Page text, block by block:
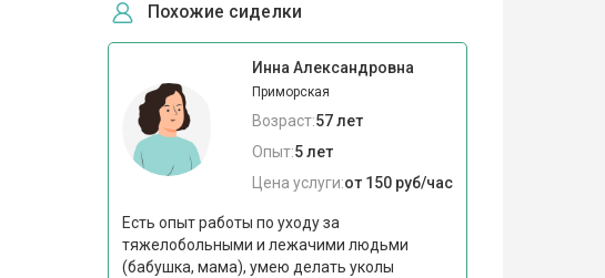
Похожие сиделки
Инна Александровна
Приморская
Возраст:57 лет
Опыт:5 лет
Цена услуги:от 150 руб/час
Есть опыт работы по уходу за
тяжелобольными и лежачими людьми
(бабушка, мама), умею делать уколы